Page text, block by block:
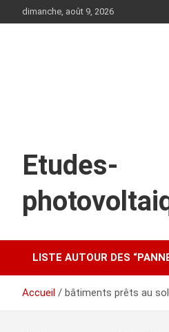
au
dimanche, août 9, 2026
Etudes-
LISTE AUTOUR DES
Accueil bâtiments prêts au